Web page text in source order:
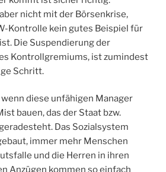
nicht mit der Börsenkrise,
Kontrolle kein gutes Beispiel für
Die Suspendierung der
Kontrollgremiums, ist zumindest
Schritt.
diese unfähigen Manager
bauen, das der Staat bzw.
Das Sozialsystem
immer mehr Menschen
und die Herren in ihren
Anzügen kommen so einfach